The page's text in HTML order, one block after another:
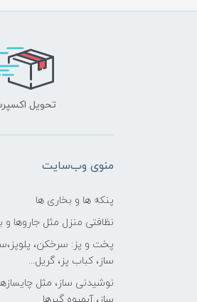
تحویل
منوی وب‌سایت
پنکه ها و بخاری ها
نظافتی منزل مثل جاروها و
پخت و پز: سرخکن،
ساز، کباب پز، گریل...
نوشیدنی ساز، مثل